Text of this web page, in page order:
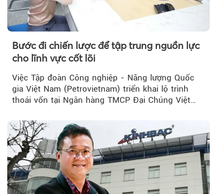
Theo Sở hữu trí
Bước đi chiến lược để tập trung nguồn lực
cho lĩnh vực cốt lõi
Việc Tập đoàn Công nghiệp - Năng lượng Quốc
gia Việt Nam (Petrovietnam) triển khai lộ trình
thoái vốn tại Ngân hàng TMCP Đại Chúng Việt